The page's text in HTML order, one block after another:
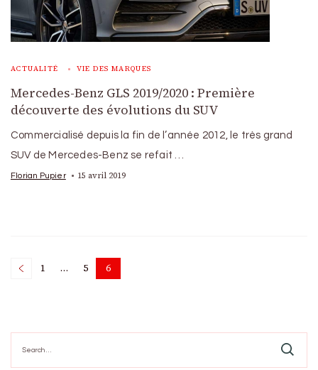
ACTUALITÉ VIE DES MARQUES
Mercedes-Benz GLS 2019/2020 : Première
découverte des évolutions du SUV
Commercialisé depuis la fin de l’année 2012, le très grand
SUV de Mercedes-Benz se refait …
Florian Pupier 15 avril 2019
Posts
Page
1 … Page
5 Page
6
for: